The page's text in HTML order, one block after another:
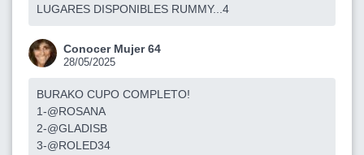
LUGARES DISPONIBLES RUMMY...4
Conocer Mujer 64
28/05/2025
BURAKO CUPO COMPLETO!
1-@ROSANA
2-@GLADISB
3-@ROLED34